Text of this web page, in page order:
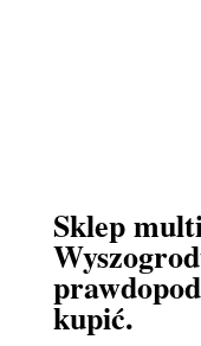
Sklep
kupić.